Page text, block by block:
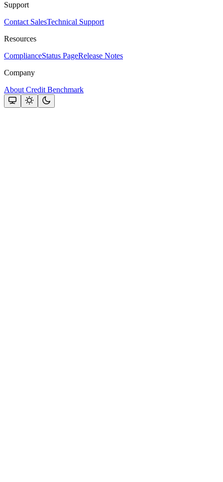
Support
Contact SalesTechnical Support
Resources
ComplianceStatus PageRelease Notes
Company
About Credit Benchmark